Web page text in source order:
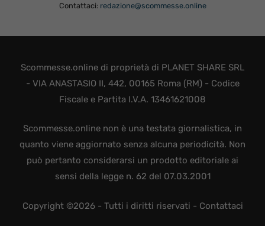
Contattaci: redazione@scommesse.online
Scommesse.online di proprietà di PLANET SHARE SRL
- VIA ANASTASIO II, 442, 00165 Roma (RM) - Codice
Fiscale e Partita I.V.A. 13461621008
Scommesse.online non è una testata giornalistica, in
quanto viene aggiornato senza alcuna periodicità. Non
può pertanto considerarsi un prodotto editoriale ai
sensi della legge n. 62 del 07.03.2001
Copyright ©2026 - Tutti i diritti riservati - Contattaci